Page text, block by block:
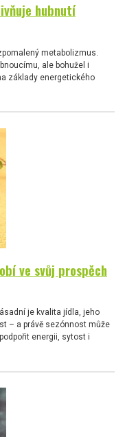
hubnutí
metabolizmus.
ale bohužel i
základy energetického
ve svůj prospěch
je kvalita jídla, jeho
– a právě sezónnost může
energii, sytost i